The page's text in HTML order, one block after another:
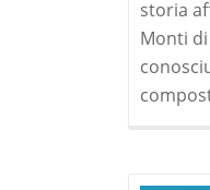
storia
Monti